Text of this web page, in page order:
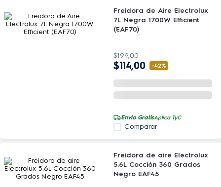
Freidora de Aire Electrolux
7L Negra 1700W Efficient
(EAF70)
$199,00
$114,00 -42%
Envío GratisAplica TyC
Comparar
Freidora de aire Electrolux
5.6L Cocción 360 Grados
Negro EAF45